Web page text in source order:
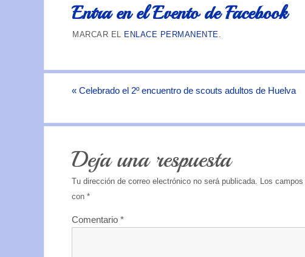
Entra en el Evento de Facebook
MARCAR EL ENLACE PERMANENTE
« Celebrado el 2º encuentro de scouts adultos de Huelva
Deja una respuesta
Tu dirección de correo electrónico no será publicada.
Los
con *
Comentario *